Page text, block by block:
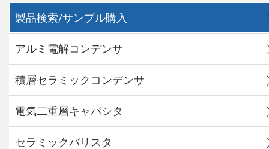
製品検索/サンプル購入
アルミ電解コンデンサ
積層セラミックコンデンサ
電気二重層キャパシタ
セラミックバリスタ